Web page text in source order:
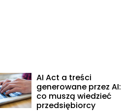
AI Act a treści
generowane przez AI:
co muszą wiedzieć
przedsiębiorcy